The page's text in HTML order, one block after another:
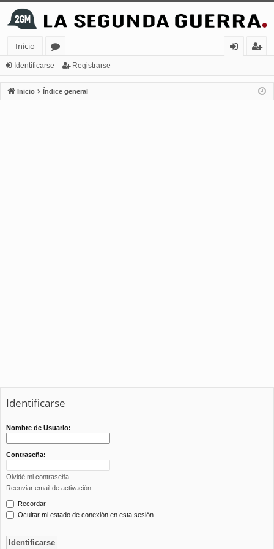
Inicio
or
os
nt
ifi
ist
ra
Identificarse Registrarse
Inicio Índice general
Identificarse
Nombre de Usuario:
Contraseña:
Olvidé mi contraseña
Reenviar email de activación
Recordar
Ocultar mi estado de conexión en esta sesión